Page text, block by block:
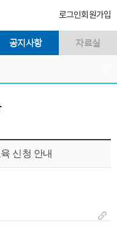
로그인회원가입
공지사항 자료실
신청 안내